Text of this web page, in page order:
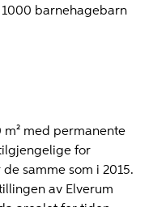
barnehagebarn
m² med permanente
for
samme som i 2015.
av Elverum